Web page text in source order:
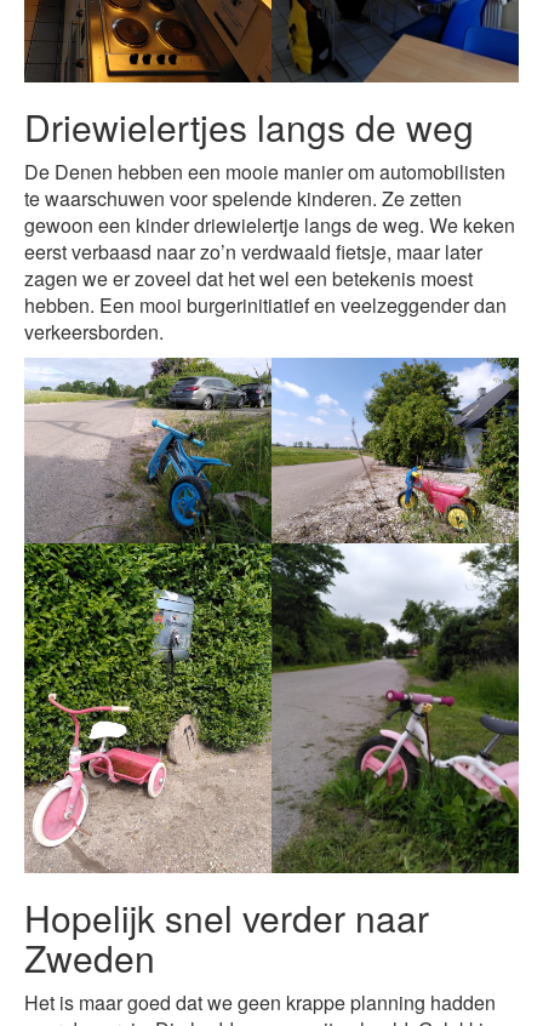
Driewielertjes langs de weg
De Denen hebben een mooie manier om automobilisten
te waarschuwen voor spelende kinderen. Ze zetten
gewoon een kinder driewielertje langs de weg. We keken
eerst verbaasd naar zo’n verdwaald fietsje, maar later
zagen we er zoveel dat het wel een betekenis moest
hebben. Een mooi burgerinitiatief en veelzeggender dan
verkeersborden.
Hopelijk snel verder naar
Zweden
Het is maar goed dat we geen krappe planning hadden